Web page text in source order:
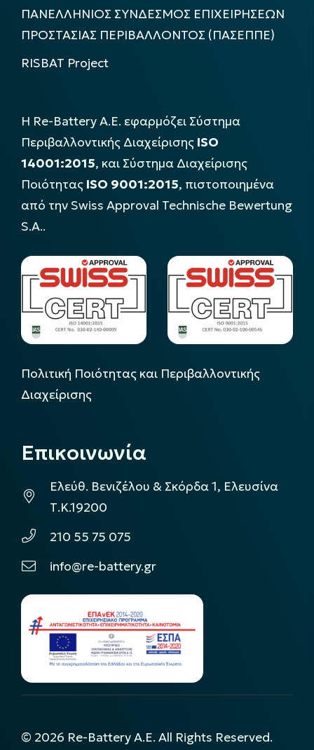
ΠΑΝΕΛΛΗΝΙΟΣ ΣΥΝΔΕΣΜΟΣ ΕΠΙΧΕΙΡΗΣΕΩΝ
ΠΡΟΣΤΑΣΙΑΣ ΠΕΡΙΒΑΛΛΟΝΤΟΣ (ΠΑΣΕΠΠΕ)
RISBAT Project
Η Re-Battery Α.Ε. εφαρμόζει Σύστημα
Περιβαλλοντικής Διαχείρισης ISO
14001:2015, και Σύστημα Διαχείρισης
Ποιότητας ISO 9001:2015, πιστοποιημένα
από την Swiss Approval Technische Bewertung
S.A..
Πολιτική Ποιότητας και Περιβαλλοντικής
Διαχείρισης
Επικοινωνία
Ελεύθ. Βενιζέλου & Σκόρδα 1, Ελευσίνα
Τ.Κ.19200
210 55 75 075
info@re-battery.gr
© 2026 Re-Battery A.E. All Rights Reserved.